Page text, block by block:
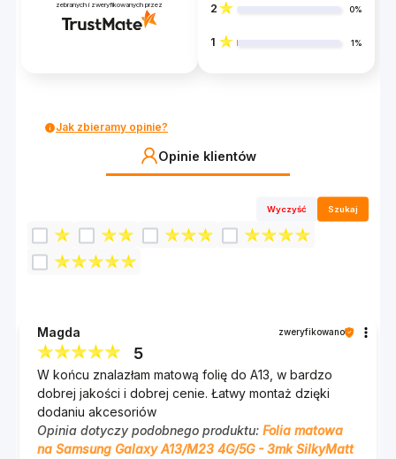
zebranych i zweryfikowanych przez 2 0%
1 1%
Jak zbieramy opinie?
Opinie klientów
Wyczyść Szukaj
Magda zweryfikowano
5
W końcu znalazłam matową folię do A13, w bardzo
dobrej jakości i dobrej cenie. Łatwy montaż dzięki
dodaniu akcesoriów
Opinia dotyczy podobnego produktu: Folia matowa
na Samsung Galaxy A13/M23 4G/5G - 3mk SilkyMatt